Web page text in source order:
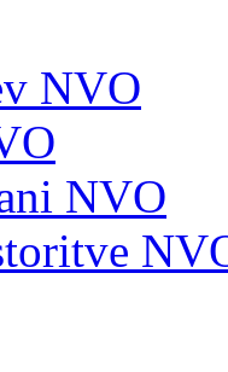
NVO
NVO